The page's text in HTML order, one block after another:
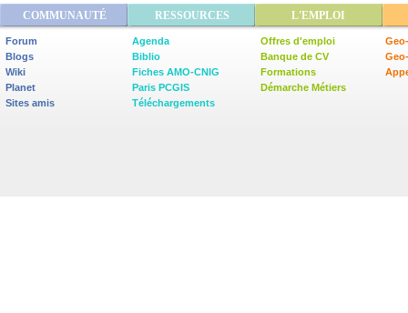
COMMUNAUTÉ RESSOURCES L'EMPLOI
Forum
Blogs
Wiki
Planet
Sites amis
Agenda
Biblio
Fiches AMO-CNIG
Paris PCGIS
Téléchargements
Offres d'emploi
Banque de CV
Formations
Démarche Métiers